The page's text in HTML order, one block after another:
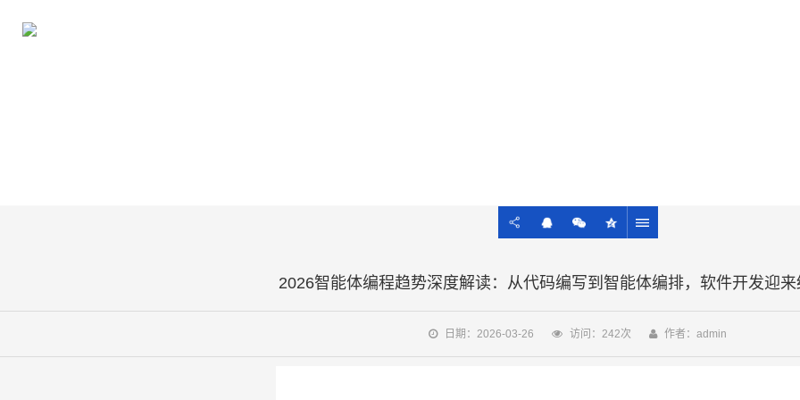
2026智能体编程趋势深度解读：从代码编写到智能体编排，软件开发迎
日期：2026-03-26 访问：242次 作者：admin